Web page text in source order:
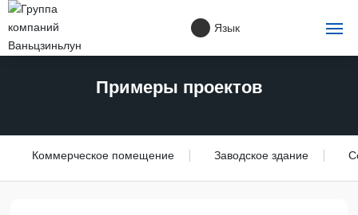
Примеры проектов
Язык
Примеры проектов
Коммерческое помещение Заводское здание